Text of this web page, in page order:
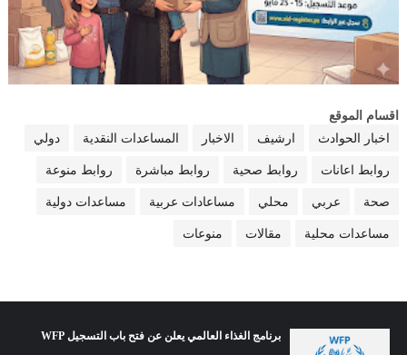
اقسام الموقع
اخبار الحوادث
ارشيف الاخبار المساعدات النقدية دولي
روابط اعانات روابط صحية روابط مباشرة روابط منوعة
صحة عربي محلي مساعادات عربية مساعدات دولية
مساعدات محلية مقالات منوعات
برنامج الغذاء العالمي يعلن عن فتح باب التسجيل WFP